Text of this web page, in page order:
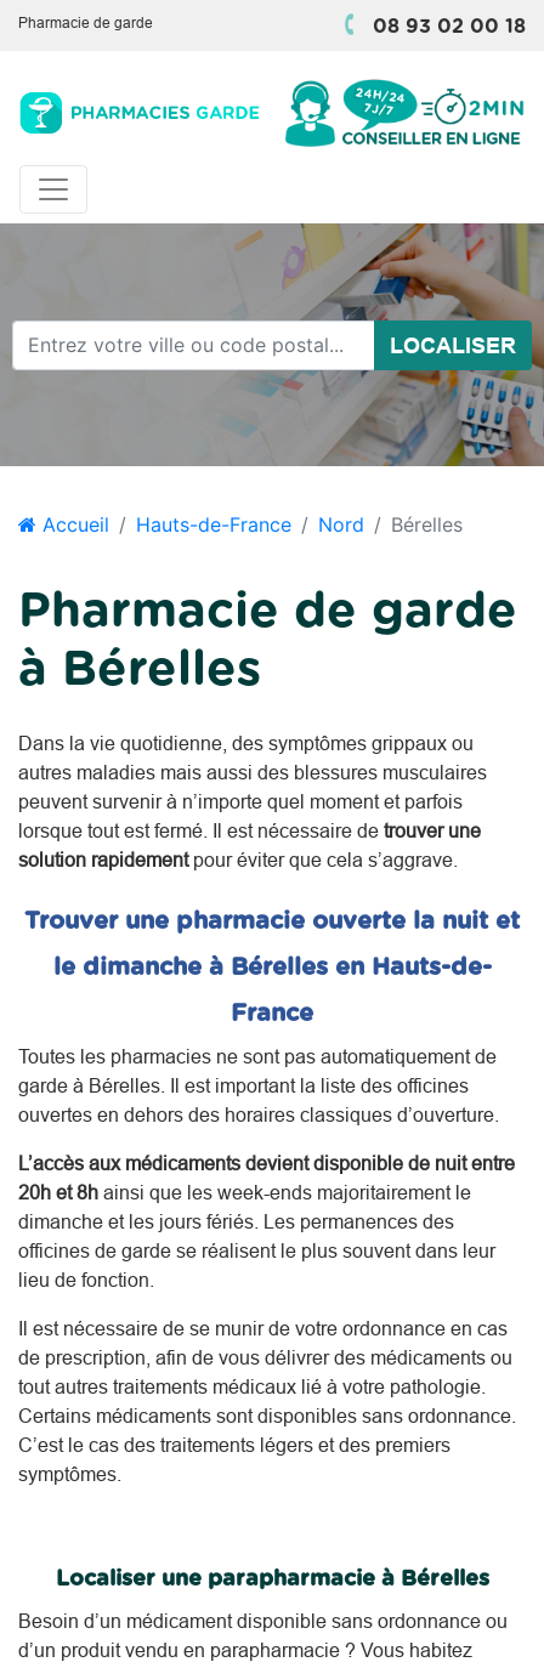
Pharmacie de garde 08 93 02 00 18
LOCALISER
Accueil Hauts-de-France Nord Bérelles
Pharmacie de garde
à Bérelles
Dans la vie quotidienne, des symptômes grippaux ou
autres maladies mais aussi des blessures musculaires
peuvent survenir à n’importe quel moment et parfois
lorsque tout est fermé. Il est nécessaire de trouver une
solution rapidementpour éviter que cela s’aggrave.
Trouver une pharmacie ouverte la nuit et
le dimanche à Bérelles en Hauts-de-
France
Toutes les pharmacies ne sont pas automatiquement de
garde à Bérelles. Il est important la liste des officines
ouvertes en dehors des horaires classiques d’ouverture.
L’accès aux médicaments devient disponible de nuit entre
20h et 8h ainsi que les week-ends majoritairement le
dimanche et les jours fériés. Les permanences des
officines de garde se réalisent le plus souvent dans leur
lieu de fonction.
Il est nécessaire de se munir de votre ordonnance en cas
de prescription, afin de vous délivrer des médicaments ou
tout autres traitements médicaux lié à votre pathologie.
Certains médicaments sont disponibles sans ordonnance.
C’est le cas des traitements légers et des premiers
symptômes.
Localiser une parapharmacie à Bérelles
Besoin d’un médicament disponible sans ordonnance ou
d’un produit vendu en parapharmacie ? Vous habitez